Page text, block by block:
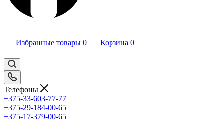
Избранные товары 0 Корзина 0
Телефоны
+375-33-603-77-77
+375-29-184-00-65
+375-17-379-00-65